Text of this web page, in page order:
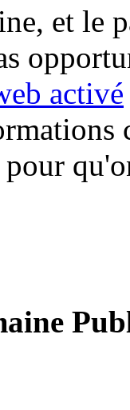
et le
activé